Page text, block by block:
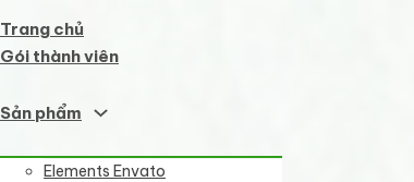
Trang chủ
Gói thành viên
Sản phẩm
Elements Envato